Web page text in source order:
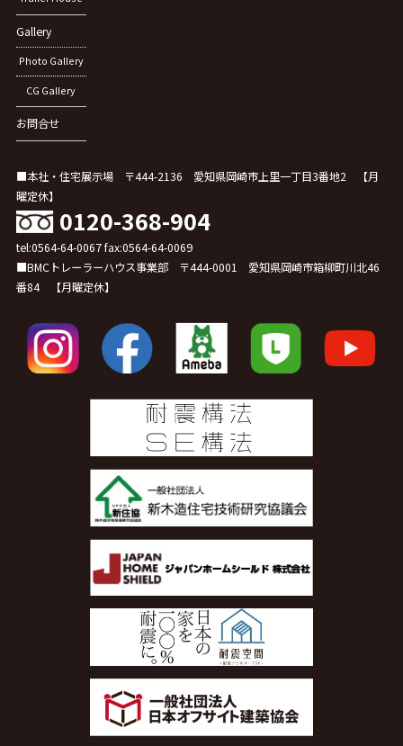
Gallery
Photo Gallery
CG Gallery
お問合せ
■本社・住宅展示場 〒444-2136 愛知県岡崎市上里一丁目3番地2 【月
曜定休】
0120-368-904
tel:0564-64-0067 fax:0564-64-0069
■BMCトレーラーハウス事業部 〒444-0001 愛知県岡崎市箱柳町川北46
番84 【月曜定休】